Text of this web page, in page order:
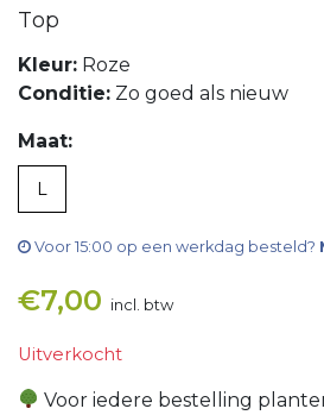
Top
Kleur: Roze
Conditie: Zo goed als nieuw
Maat:
L
Voor 15:00 op een werkdag besteld?
€7,00 incl. btw
Uitverkocht
Voor iedere bestelling